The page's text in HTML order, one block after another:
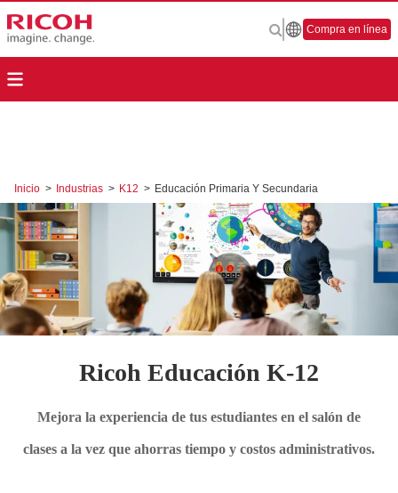
Compra en línea
Inicio > Industrias > K12 > Educación Primaria Y Secundaria
Ricoh Educación K-12
Mejora la experiencia de tus estudiantes en el salón de
clases a la vez que ahorras tiempo y costos administrativos.